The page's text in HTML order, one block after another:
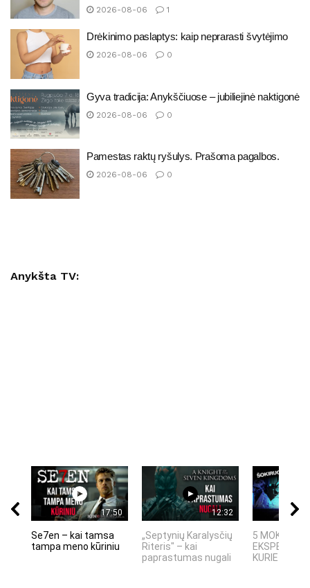
2026-08-06 1
Drėkinimo paslaptys: kaip neprarasti švytėjimo
2026-08-06 0
Gyva tradicija: Anykščiuose – jubiliejinė naktigonė
2026-08-06 0
Pamestas raktų ryšulys. Prašoma pagalbos.
2026-08-06 0
Anykšta TV:
17:50
Se7en – kai tamsa
tampa meno kūriniu
12:32
„Septynių Karalysčių
Riteris" – kai
paprastumas nugali
5 MOKSLINIAI
KURIE